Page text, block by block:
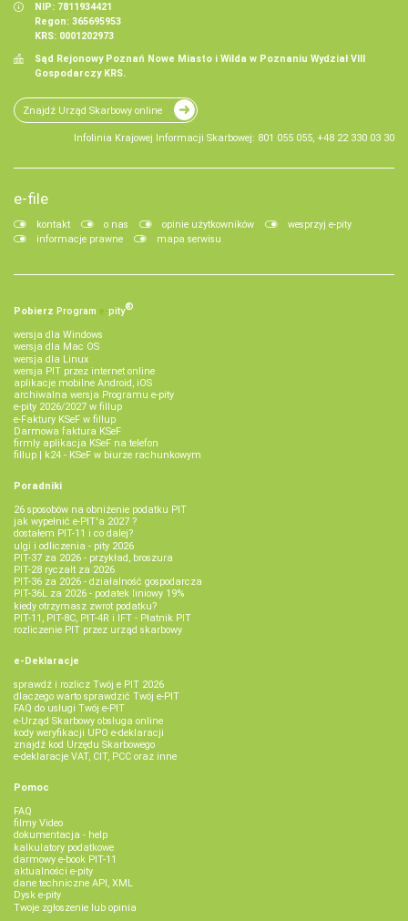
NIP: 7811934421
Regon: 365695953
KRS: 0001202973
Sąd Rejonowy Poznań Nowe Miasto i Wilda w Poznaniu Wydział VIII
Gospodarczy KRS.
Znajdź Urząd Skarbowy online
Infolinia Krajowej Informacji Skarbowej: 801 055 055, +48 22 330 03 30
e-file
kontakt o nas opinie użytkowników
wesprzyj e-pity
informacje prawne
mapa serwisu
Pobierz Program e‑pity®
wersja dla Windows
wersja dla Mac OS
wersja dla Linux
wersja PIT przez internet online
aplikacje mobilne Android, iOS
archiwalna wersja Programu e-pity
e-pity 2026/2027 w fillup
e‑Faktury KSeF w fillup
Darmowa faktura KSeF
firmly aplikacja KSeF na telefon
fillup | k24 - KSeF w biurze rachunkowym
Poradniki
26 sposobów na obniżenie podatku PIT
jak wypełnić e-PIT'a 2027 ?
dostałem PIT-11 i co dalej?
ulgi i odliczenia - pity 2026
PIT-37 za 2026 - przykład, broszura
PIT-28 ryczałt za 2026
PIT-36 za 2026 - działalność gospodarcza
PIT-36L za 2026 - podatek liniowy 19%
kiedy otrzymasz zwrot podatku?
PIT-11, PIT-8C, PIT-4R i IFT - Płatnik PIT
rozliczenie PIT przez urząd skarbowy
e-Deklaracje
sprawdź i rozlicz Twój e PIT 2026
dlaczego warto sprawdzić Twój e-PIT
FAQ do usługi Twój e-PIT
e-Urząd Skarbowy obsługa online
kody weryfikacji UPO e-deklaracji
znajdź kod Urzędu Skarbowego
e-deklaracje VAT, CIT, PCC oraz inne
Pomoc
FAQ
filmy Video
dokumentacja - help
kalkulatory podatkowe
darmowy e-book PIT-11
aktualności e-pity
dane techniczne API, XML
Dysk e-pity
Twoje zgłoszenie lub opinia